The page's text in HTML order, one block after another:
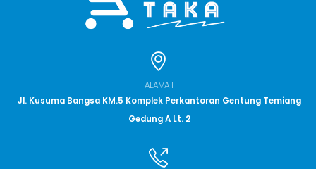
ALAMAT
Jl. Kusuma Bangsa KM.5 Komplek Perkantoran Gentung Temiang
Gedung A Lt. 2